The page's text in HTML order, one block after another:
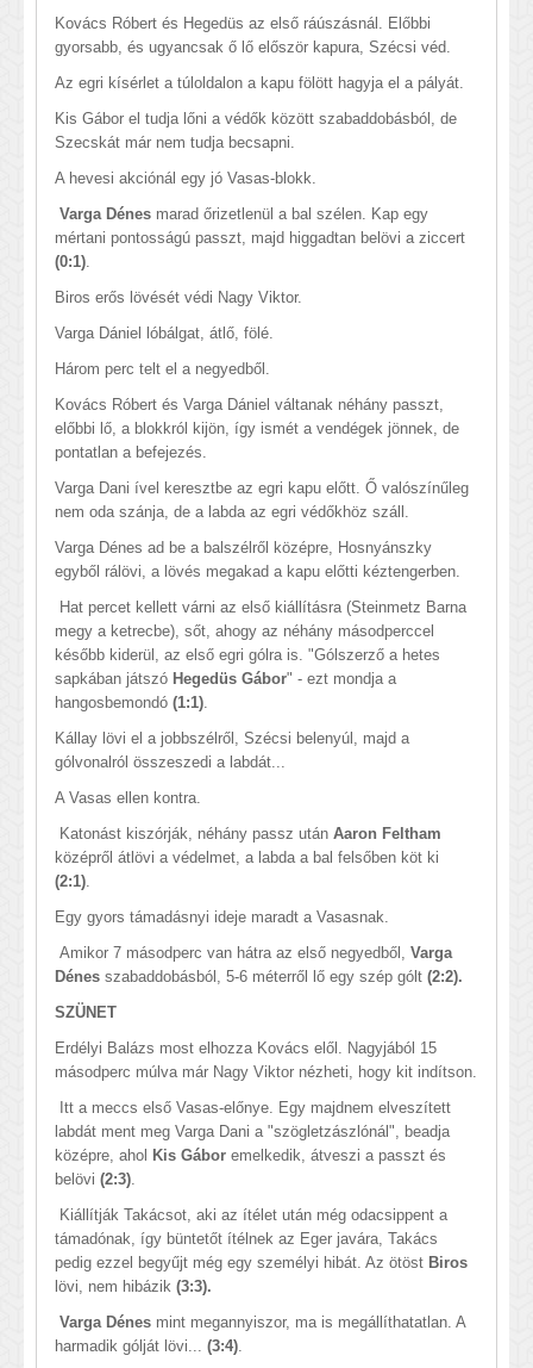
Kovács Róbert és Hegedüs az első ráúszásnál. Előbbi
gyorsabb, és ugyancsak ő lő először kapura, Szécsi véd.
Az egri kísérlet a túloldalon a kapu fölött hagyja el a pályát.
Kis Gábor el tudja lőni a védők között szabaddobásból, de
Szecskát már nem tudja becsapni.
A hevesi akciónál egy jó Vasas-blokk.
Varga Dénes marad őrizetlenül a bal szélen. Kap egy
mértani pontosságú passzt, majd higgadtan belövi a ziccert
(0:1)
Biros erős lövését védi Nagy Viktor.
Varga Dániel lóbálgat, átlő, fölé.
Három perc telt el a negyedből.
Kovács Róbert és Varga Dániel váltanak néhány passzt,
előbbi lő, a blokkról kijön, így ismét a vendégek jönnek, de
pontatlan a befejezés.
Varga Dani ível keresztbe az egri kapu előtt. Ő valószínűleg
nem oda szánja, de a labda az egri védőkhöz száll.
Varga Dénes ad be a balszélről középre, Hosnyánszky
egyből rálövi, a lövés megakad a kapu előtti kéztengerben.
Hat percet kellett várni az első kiállításra (Steinmetz Barna
megy a ketrecbe), sőt, ahogy az néhány másodperccel
később kiderül, az első egri gólra is. "Gólszerző a hetes
sapkában játszó Hegedüs Gábor" - ezt mondja a
hangosbemondó (1:1)
Kállay lövi el a jobbszélről, Szécsi belenyúl, majd a
gólvonalról összeszedi a labdát...
A Vasas ellen kontra.
Katonást kiszórják, néhány passz után Aaron Feltham
középről átlövi a védelmet, a labda a bal felsőben köt ki
(2:1)
Egy gyors támadásnyi ideje maradt a Vasasnak.
Amikor 7 másodperc van hátra az első negyedből, Varga
Dénes szabaddobásból, 5-6 méterről lő egy szép gólt (2:2).
SZÜNET
Erdélyi Balázs most elhozza Kovács elől. Nagyjából 15
másodperc múlva már Nagy Viktor nézheti, hogy kit indítson.
Itt a meccs első Vasas-előnye. Egy majdnem elveszített
labdát ment meg Varga Dani a "szögletzászlónál", beadja
középre, ahol Kis Gábor emelkedik, átveszi a passzt és
belövi (2:3)
Kiállítják Takácsot, aki az ítélet után még odacsippent a
támadónak, így büntetőt ítélnek az Eger javára, Takács
pedig ezzel begyűjt még egy személyi hibát. Az ötöst Biros
lövi, nem hibázik (3:3).
Varga Dénes mint megannyiszor, ma is megállíthatatlan. A
harmadik gólját lövi... (3:4)